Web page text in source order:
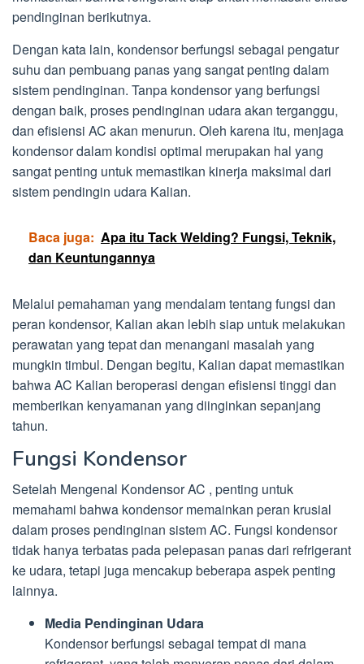
pendinginan berikutnya.
Dengan kata lain, kondensor berfungsi sebagai pengatur
suhu dan pembuang panas yang sangat penting dalam
sistem pendinginan. Tanpa kondensor yang berfungsi
dengan baik, proses pendinginan udara akan terganggu,
dan efisiensi AC akan menurun. Oleh karena itu, menjaga
kondensor dalam kondisi optimal merupakan hal yang
sangat penting untuk memastikan kinerja maksimal dari
sistem pendingin udara Kalian.
Baca juga: Apa itu Tack Welding? Fungsi, Teknik,
dan Keuntungannya
Melalui pemahaman yang mendalam tentang fungsi dan
peran kondensor, Kalian akan lebih siap untuk melakukan
perawatan yang tepat dan menangani masalah yang
mungkin timbul. Dengan begitu, Kalian dapat memastikan
bahwa AC Kalian beroperasi dengan efisiensi tinggi dan
memberikan kenyamanan yang diinginkan sepanjang
tahun.
Fungsi Kondensor
Setelah Mengenal Kondensor AC , penting untuk
memahami bahwa kondensor memainkan peran krusial
dalam proses pendinginan sistem AC. Fungsi kondensor
tidak hanya terbatas pada pelepasan panas dari refrigerant
ke udara, tetapi juga mencakup beberapa aspek penting
lainnya.
Media Pendinginan Udara
Kondensor berfungsi sebagai tempat di mana